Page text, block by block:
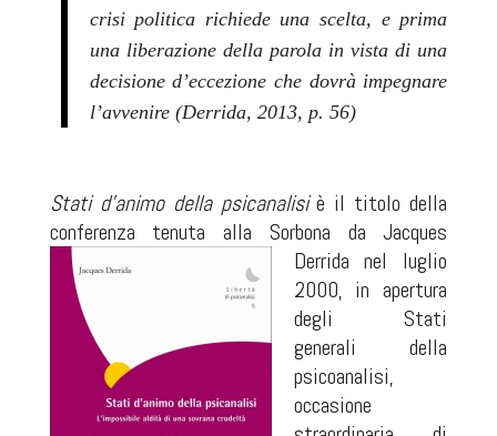
crisipolitica richiede una scelta, e prima
una liberazione della parola in vista di una
decisione d’eccezione che dovrà impegnare
l’avvenire (Derrida, 2013, p. 56)
Stati d’animo della psicanalisiè il titolo della
conferenza tenuta alla Sorbona da Jacques
Derrida nel luglio
2000, in apertura
degli Stati
generali della
psicoanalisi,
occasione